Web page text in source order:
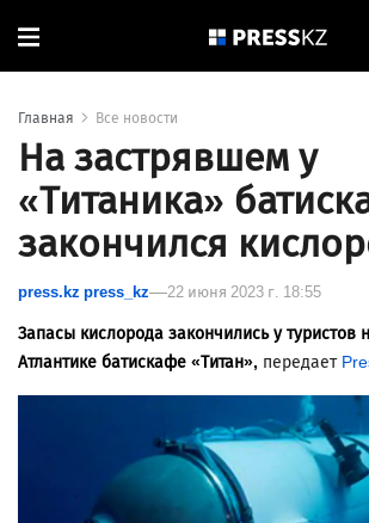
Главная Все новости
На застрявшем у
«Титаника»
закончился
press.kz press_kz 22 июня 2023 г. 18:55
Запасы кислорода закончились у туристов
Атлантике батискафе «Титан», передает